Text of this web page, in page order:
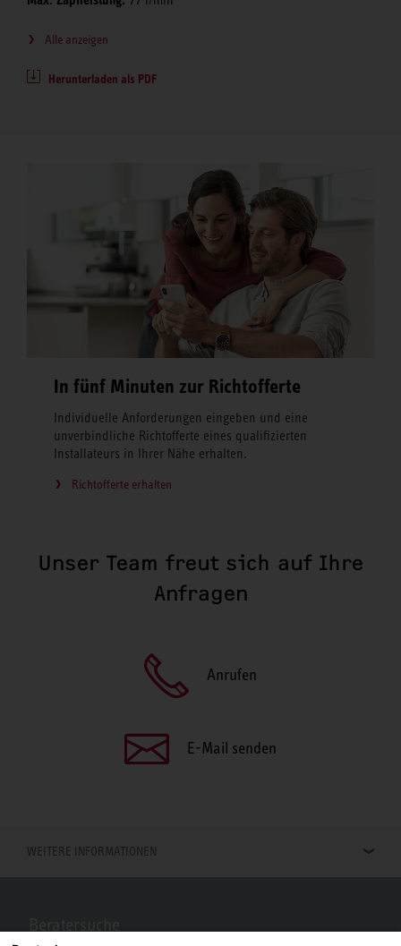
Alle anzeigen
Herunterladen als PDF
In fünf Minuten zur Richtofferte
Individuelle Anforderungen eingeben und eine
unverbindliche Richtofferte eines qualifizierten
Installateurs in Ihrer Nähe erhalten.
Richtofferte erhalten
Unser Team freut sich auf Ihre
Anfragen
Anrufen
E-Mail senden
WEITERE INFORMATIONEN